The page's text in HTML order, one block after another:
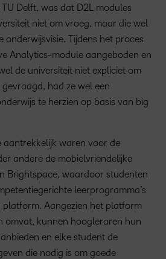
Delft, was dat D2L modules
niet om vroeg, maar die wel
onderwijsvisie. Tijdens het proces
Analytics-module aangeboden en
de universiteit niet expliciet om
had ze wel een
te herzien op basis van big
aantrekkelijk waren voor de
andere de mobielvriendelijke
Brightspace, waardoor studenten
leerprogramma’s
platform. Aangezien het platform
omvat, kunnen hoogleraren hun
en elke student de
die nodig is om goede